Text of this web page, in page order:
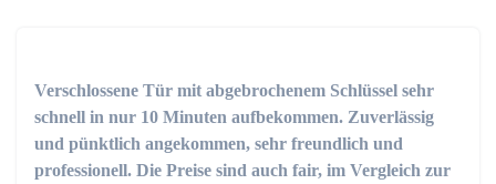
Verschlossene Tür mit abgebrochenem Schlüssel sehr
schnell in nur 10 Minuten aufbekommen. Zuverlässig
und pünktlich angekommen, sehr freundlich und
professionell. Die Preise sind auch fair, im Vergleich zur